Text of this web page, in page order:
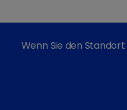
Wenn Sie den